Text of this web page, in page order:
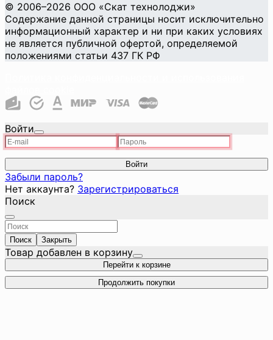
© 2006–2026 ООО «Скат технолоджи»
Содержание данной страницы носит исключительно
информационный характер и ни при каких условиях
не является публичной офертой, определяемой
положениями статьи 437 ГК РФ
Войти
Войти
Забыли пароль?
Нет аккаунта? Зарегистрироваться
Поиск
Поиск Закрыть
Товар добавлен в корзину
Перейти к корзине
Продолжить покупки